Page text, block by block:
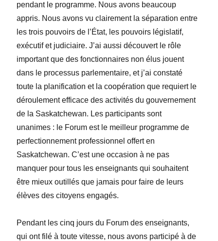
pendant le programme. Nous avons beaucoup
appris. Nous avons vu clairement la séparation entre
les trois pouvoirs de l’État, les pouvoirs législatif,
exécutif et judiciaire. J’ai aussi découvert le rôle
important que des fonctionnaires non élus jouent
dans le processus parlementaire, et j’ai constaté
toute la planification et la coopération que requiert le
déroulement efficace des activités du gouvernement
de la Saskatchewan. Les participants sont
unanimes : le Forum est le meilleur programme de
perfectionnement professionnel offert en
Saskatchewan. C’est une occasion à ne pas
manquer pour tous les enseignants qui souhaitent
être mieux outillés que jamais pour faire de leurs
élèves des citoyens engagés.
Pendant les cinq jours du Forum des enseignants,
qui ont filé à toute vitesse, nous avons participé à de